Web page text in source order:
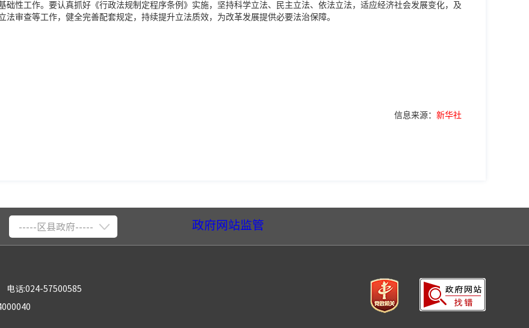
础性工作。要认真抓好《行政法规制定程序条例》实施，坚持科学立法、民主立法、依法立法，适应经济社会发展变化，及
审查等工作，健全完善配套规定，持续提升立法质效，为改革发展提供必要法治保障。
信息来源： 新华社
-----区县政府----- 政府网站监管
电话:024-57500585